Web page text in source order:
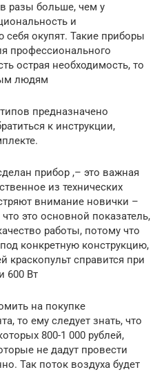
разы больше, чем у
и
окупят. Такие приборы
профессионального
острая необходимость, то
людям
предназначено
к инструкции,
прибор ,– это важная
из технических
внимание новички –
это основной показатель,
работы, потому что
конкретную конструкцию,
краскопульт справится при
600 Вт
на покупке
то ему следует знать, что
800-1 000 рублей,
не дадут провести
Так поток воздуха будет